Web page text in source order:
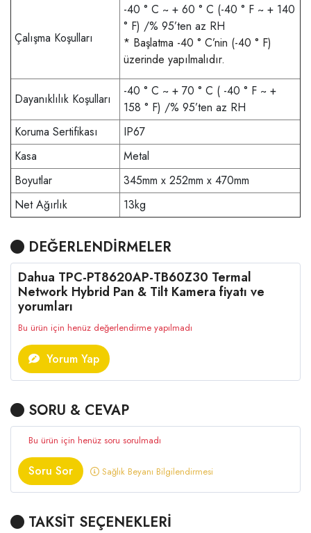
Çalışma Koşulları
-40 ° C ~ + 60 ° C (-40 ° F ~ + 140
° F) /% 95’ten az RH
* Başlatma -40 ° C’nin (-40 ° F)
üzerinde yapılmalıdır.
Dayanıklılık Koşulları
-40 ° C ~ + 70 ° C ( -40 ° F ~ +
158 ° F) /% 95’ten az RH
Koruma Sertifikası
IP67
Kasa
Metal
Boyutlar
345mm x 252mm x 470mm
Net Ağırlık
13kg
DEĞERLENDİRMELER
Dahua TPC-PT8620AP-TB60Z30 Termal
Network Hybrid Pan & Tilt Kamera fiyatı ve
yorumları
Bu ürün için henüz değerlendirme yapılmadı
Yorum Yap
SORU & CEVAP
Bu ürün için henüz soru sorulmadı
Soru Sor Sağlık Beyanı Bilgilendirmesi
TAKSİT SEÇENEKLERİ